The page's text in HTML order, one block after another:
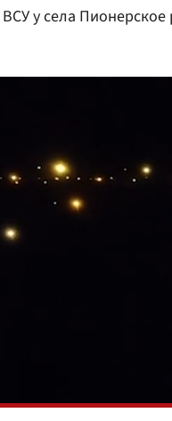
ВСУ у села